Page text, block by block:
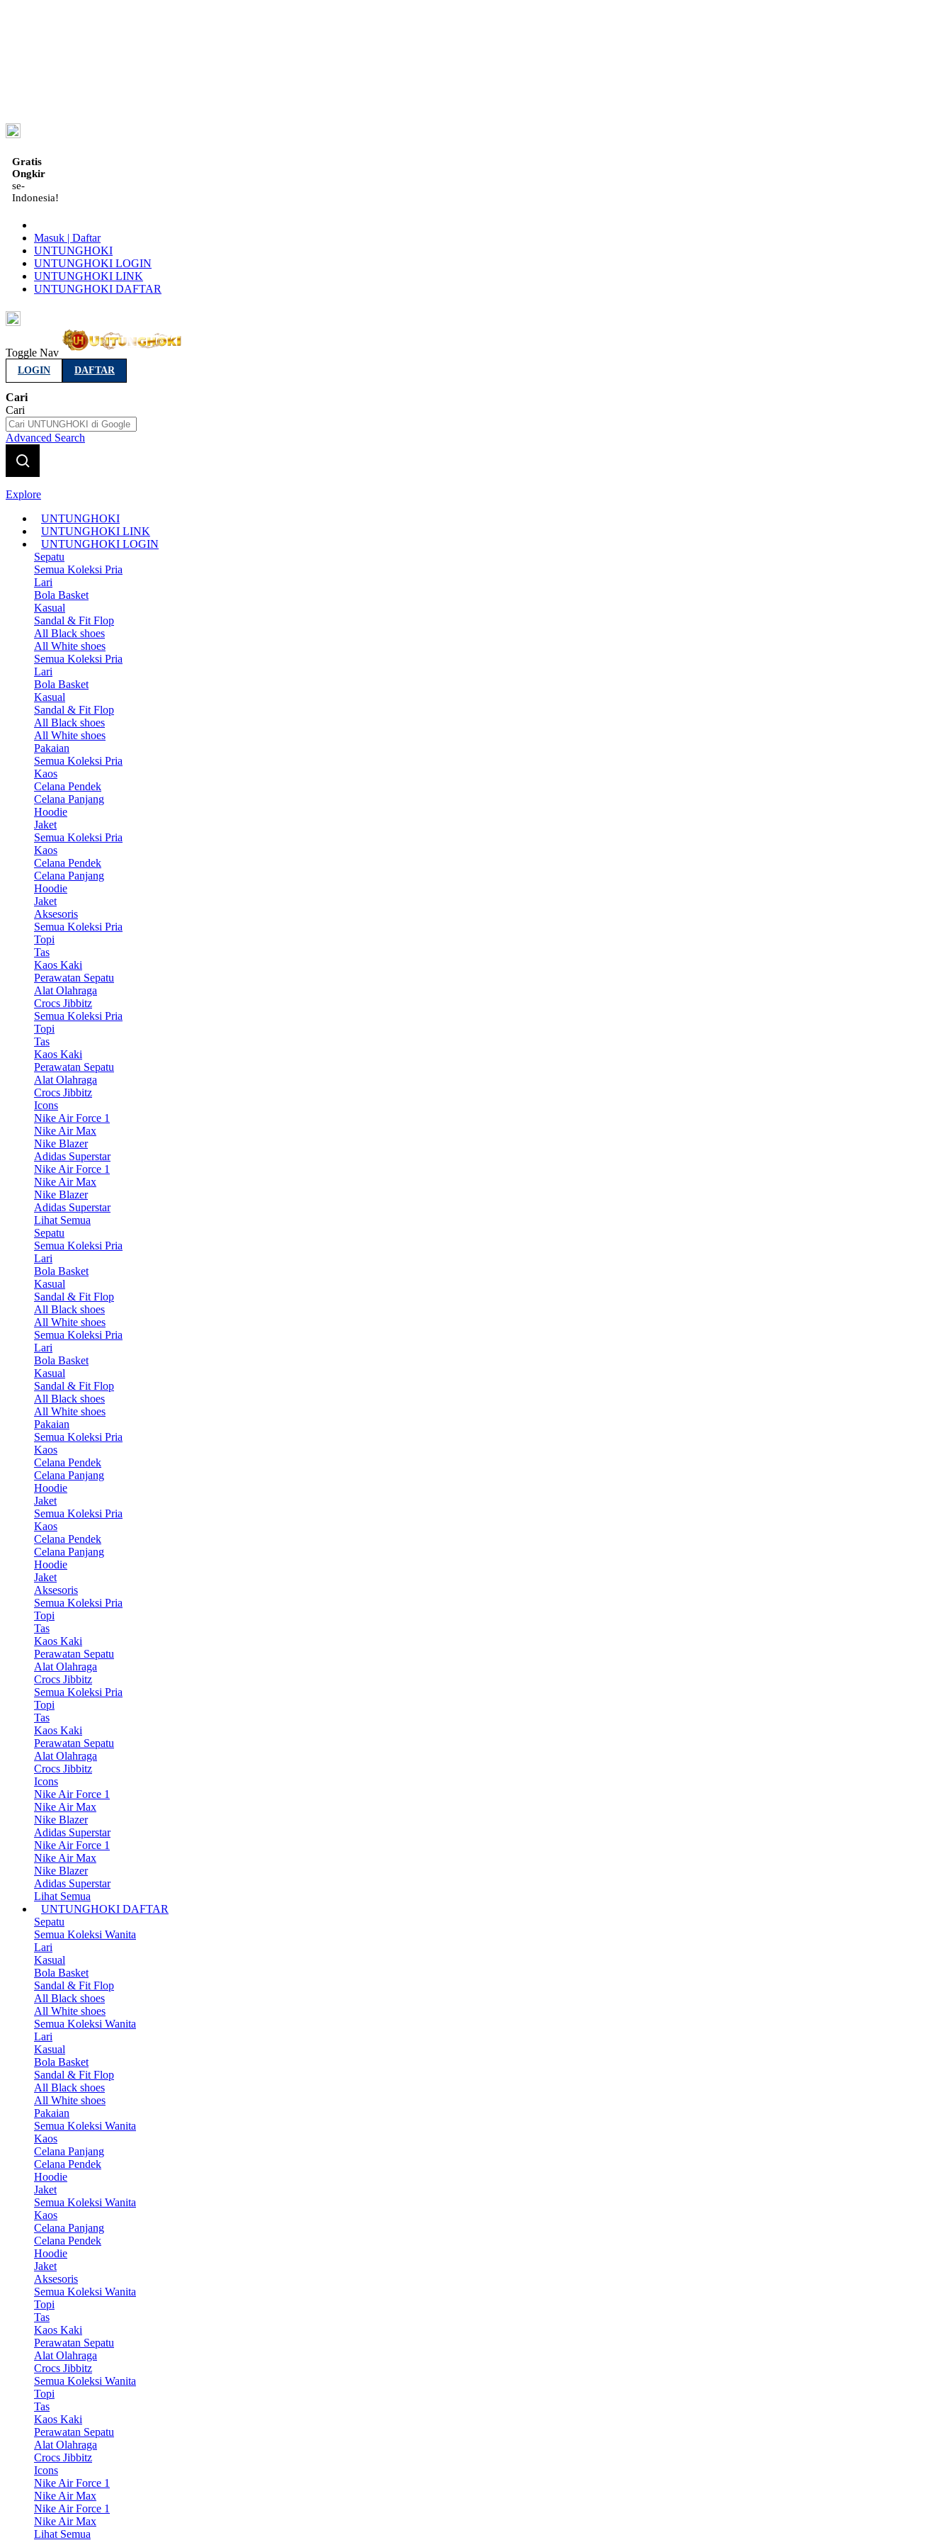
Gratis
Ongkir
se-
Indonesia!
Masuk | Daftar
UNTUNGHOKI
UNTUNGHOKI LOGIN
UNTUNGHOKI LINK
UNTUNGHOKI DAFTAR
Toggle Nav
LOGIN DAFTAR
Cari
Cari
Advanced Search
Explore
UNTUNGHOKI
UNTUNGHOKI LINK
UNTUNGHOKI LOGIN
Sepatu
Semua Koleksi Pria
Lari
Bola Basket
Kasual
Sandal & Fit Flop
All Black shoes
All White shoes
Semua Koleksi Pria
Lari
Bola Basket
Kasual
Sandal & Fit Flop
All Black shoes
All White shoes
Pakaian
Semua Koleksi Pria
Kaos
Celana Pendek
Celana Panjang
Hoodie
Jaket
Semua Koleksi Pria
Kaos
Celana Pendek
Celana Panjang
Hoodie
Jaket
Aksesoris
Semua Koleksi Pria
Topi
Tas
Kaos Kaki
Perawatan Sepatu
Alat Olahraga
Crocs Jibbitz
Semua Koleksi Pria
Topi
Tas
Kaos Kaki
Perawatan Sepatu
Alat Olahraga
Crocs Jibbitz
Icons
Nike Air Force 1
Nike Air Max
Nike Blazer
Adidas Superstar
Nike Air Force 1
Nike Air Max
Nike Blazer
Adidas Superstar
Lihat Semua
Sepatu
Semua Koleksi Pria
Lari
Bola Basket
Kasual
Sandal & Fit Flop
All Black shoes
All White shoes
Semua Koleksi Pria
Lari
Bola Basket
Kasual
Sandal & Fit Flop
All Black shoes
All White shoes
Pakaian
Semua Koleksi Pria
Kaos
Celana Pendek
Celana Panjang
Hoodie
Jaket
Semua Koleksi Pria
Kaos
Celana Pendek
Celana Panjang
Hoodie
Jaket
Aksesoris
Semua Koleksi Pria
Topi
Tas
Kaos Kaki
Perawatan Sepatu
Alat Olahraga
Crocs Jibbitz
Semua Koleksi Pria
Topi
Tas
Kaos Kaki
Perawatan Sepatu
Alat Olahraga
Crocs Jibbitz
Icons
Nike Air Force 1
Nike Air Max
Nike Blazer
Adidas Superstar
Nike Air Force 1
Nike Air Max
Nike Blazer
Adidas Superstar
Lihat Semua
UNTUNGHOKI DAFTAR
Sepatu
Semua Koleksi Wanita
Lari
Kasual
Bola Basket
Sandal & Fit Flop
All Black shoes
All White shoes
Semua Koleksi Wanita
Lari
Kasual
Bola Basket
Sandal & Fit Flop
All Black shoes
All White shoes
Pakaian
Semua Koleksi Wanita
Kaos
Celana Panjang
Celana Pendek
Hoodie
Jaket
Semua Koleksi Wanita
Kaos
Celana Panjang
Celana Pendek
Hoodie
Jaket
Aksesoris
Semua Koleksi Wanita
Topi
Tas
Kaos Kaki
Perawatan Sepatu
Alat Olahraga
Crocs Jibbitz
Semua Koleksi Wanita
Topi
Tas
Kaos Kaki
Perawatan Sepatu
Alat Olahraga
Crocs Jibbitz
Icons
Nike Air Force 1
Nike Air Max
Nike Air Force 1
Nike Air Max
Lihat Semua